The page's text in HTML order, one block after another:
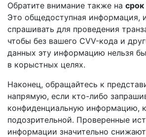
Обратите внимание также на
Это общедоступная информация,
спрашивать для проведения
чтобы без вашего CVV-кода и
данных эту информацию нельзя
в корыстных целях.
Наконец, обращайтесь к
напрямую, если кто-либо
конфиденциальную информацию,
подозрительной. Проверенные
информации значительно